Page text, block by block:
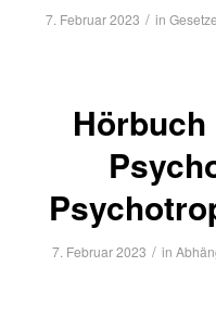
7. Februar 2023 / in Gesetze
7. Februar 2023 / in